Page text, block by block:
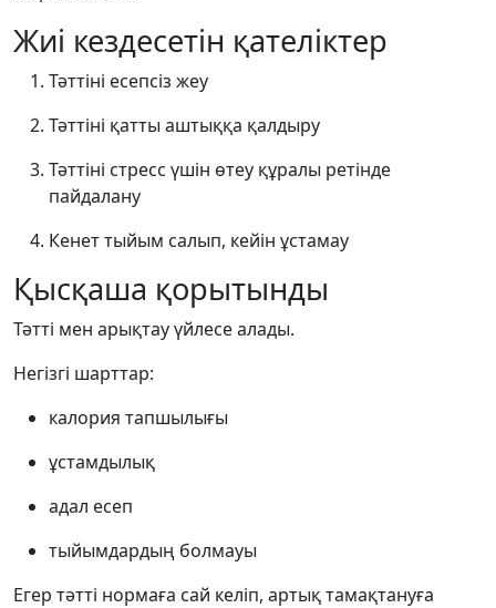
Жиі кездесетін қателіктер
Тәттіні есепсіз жеу
Тәттіні қатты аштыққа қалдыру
Тәттіні стресс үшін өтеу құралы ретінде
пайдалану
Кенет тыйым салып, кейін ұстамау
Қысқаша қорытынды
Тәтті мен арықтау үйлесе алады.
Негізгі шарттар:
калория тапшылығы
ұстамдылық
адал есеп
тыйымдардың болмауы
Егер тәтті нормаға сай келіп, артық тамақтануға